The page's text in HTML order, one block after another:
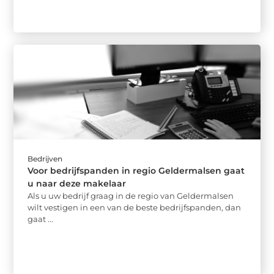
Bedrijven
Voor bedrijfspanden in regio Geldermalsen gaat
u naar deze makelaar
Als u uw bedrijf graag in de regio van Geldermalsen
wilt vestigen in een van de beste bedrijfspanden, dan
gaat ...